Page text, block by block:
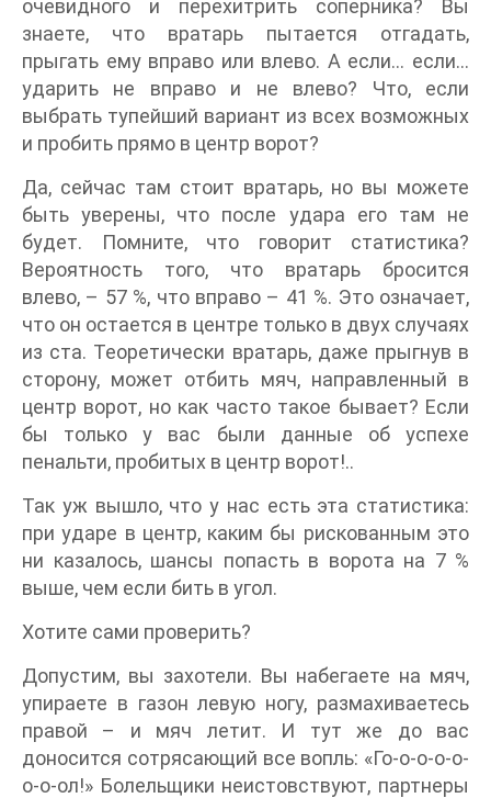
очевидного и перехитрить соперника? Вы
знаете, что вратарь пытается отгадать,
прыгать ему вправо или влево. А если… если…
ударить не вправо и не влево? Что, если
выбрать тупейший вариант из всех возможных
и пробить прямо в центр ворот?
Да, сейчас там стоит вратарь, но вы можете
быть уверены, что после удара его там не
будет. Помните, что говорит статистика?
Вероятность того, что вратарь бросится
влево, – 57 %, что вправо – 41 %. Это означает,
что он остается в центре только в двух случаях
из ста. Теоретически вратарь, даже прыгнув в
сторону, может отбить мяч, направленный в
центр ворот, но как часто такое бывает? Если
бы только у вас были данные об успехе
пенальти, пробитых в центр ворот!..
Так уж вышло, что у нас есть эта статистика:
при ударе в центр, каким бы рискованным это
ни казалось, шансы попасть в ворота на 7 %
выше, чем если бить в угол.
Хотите сами проверить?
Допустим, вы захотели. Вы набегаете на мяч,
упираете в газон левую ногу, размахиваетесь
правой – и мяч летит. И тут же до вас
доносится сотрясающий все вопль: «Го-о-о-о-о-
о-о-ол!» Болельщики неистовствуют, партнеры